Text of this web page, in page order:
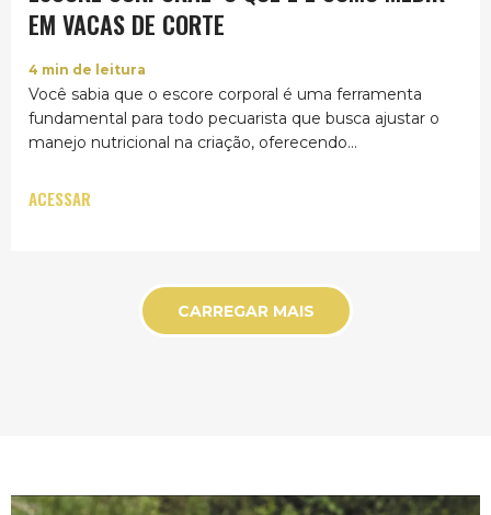
EM VACAS DE CORTE
4 min de leitura
Você sabia que o escore corporal é uma ferramenta
fundamental para todo pecuarista que busca ajustar o
manejo nutricional na criação, oferecendo...
ACESSAR
CARREGAR MAIS